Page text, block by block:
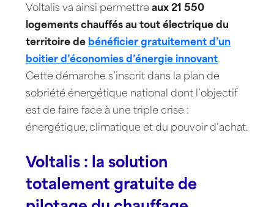
Voltalis va ainsi permettre aux 21 550
logements chauffés au tout électrique du
territoire de bénéficier gratuitement d’un
boitier d’économies d’énergie innovant.
Cette démarche s’inscrit dans la plan de
sobriété énergétique national dont l’objectif
est de faire face à une triple crise :
énergétique, climatique et du pouvoir d’achat.
Voltalis : la solution
totalement gratuite de